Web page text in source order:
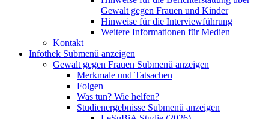
Gewalt gegen Frauen und Kinder
Hinweise für die Interviewführung
Weitere Informationen für Medien
Kontakt
Infothek Submenü anzeigen
Gewalt gegen Frauen Submenü anzeigen
Merkmale und Tatsachen
Folgen
Was tun? Wie helfen?
Studienergebnisse Submenü anzeigen